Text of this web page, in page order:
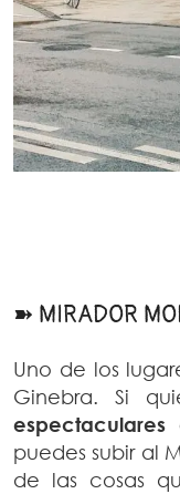
➽ MIRADOR
Uno de los
Ginebra. Si
puedes subir al
de las cosas